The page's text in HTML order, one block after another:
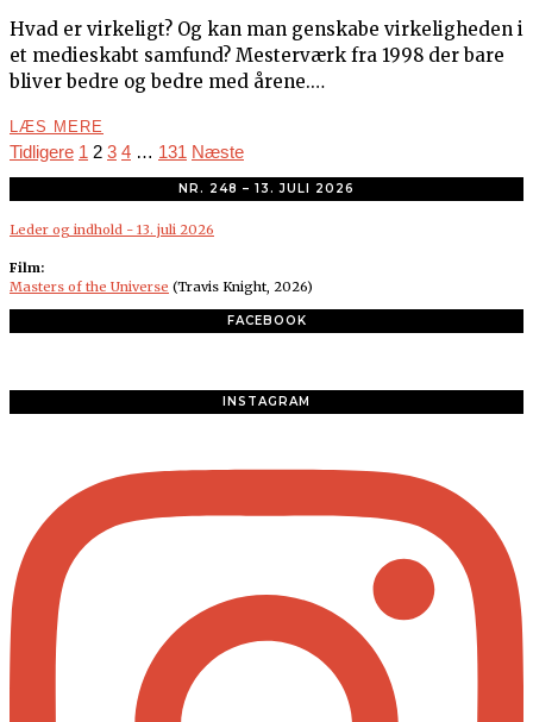
Hvad er virkeligt? Og kan man genskabe virkeligheden i
et medieskabt samfund? Mesterværk fra 1998 der bare
bliver bedre og bedre med årene.…
LÆS MERE
Tidligere 1 2 3 4 … 131 Næste
NR. 248 – 13. JULI 2026
Leder og indhold - 13. juli 2026
Film:
Masters of the Universe (Travis Knight, 2026)
FACEBOOK
INSTAGRAM